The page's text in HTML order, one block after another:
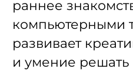
раннее
компьютерными
развивает
и умение